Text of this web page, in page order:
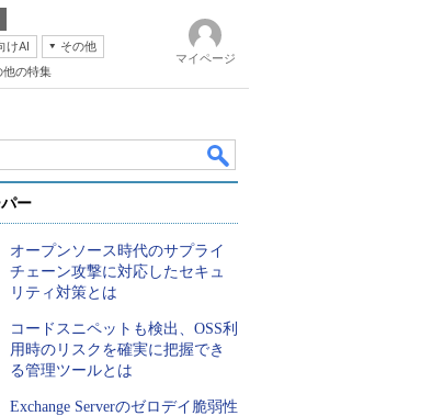
けAI
その他
他の特集
マイページ
ー
オープンソース時代のサプライ
チェーン攻撃に対応したセキュ
リティ対策とは
コードスニペットも検出、OSS利
用時のリスクを確実に把握でき
る管理ツールとは
Exchange Serverのゼロデイ脆弱性